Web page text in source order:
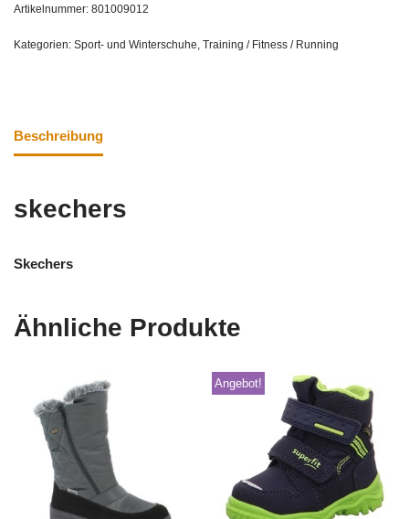
Artikelnummer: 801009012
Kategorien: Sport- und Winterschuhe, Training / Fitness / Running
Beschreibung
skechers
Skechers
Ähnliche Produkte
Angebot!